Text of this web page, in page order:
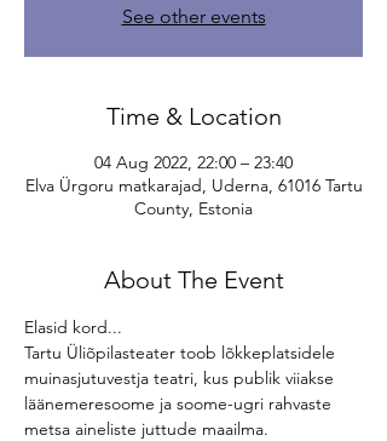
See other events
Time & Location
04 Aug 2022, 22:00 – 23:40
Elva Ürgoru matkarajad, Uderna, 61016 Tartu
County, Estonia
About The Event
Elasid kord...
Tartu Üliõpilasteater toob lõkkeplatsidele
muinasjutuvestja teatri, kus publik viiakse
läänemeresoome ja soome-ugri rahvaste
metsa aineliste juttude maailma.